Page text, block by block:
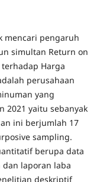
mencari pengaruh
simultan Return on
Harga
perusahaan
yang
2021 yaitu sebanyak
ini berjumlah 17
sampling.
berupa data
laporan laba
deskriptif